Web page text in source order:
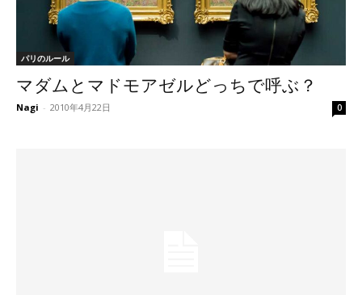
パリのルール
マダムとマドモアゼルどっちで呼ぶ？
Nagi - 2010年4月22日 0